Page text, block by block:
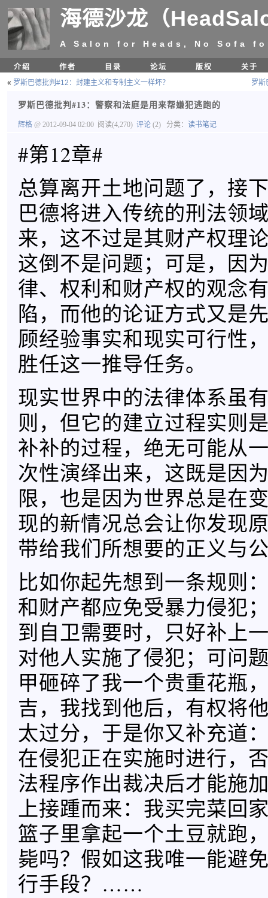
海德沙龙（
A Salon for Heads, No Sofa
介绍 作者 目录 论坛 版权
关于
« 罗斯巴德批判#12：封建主义和专制主义一样坏？ 罗斯
罗斯巴德批判#13：警察和法庭是用来帮嫌犯逃跑的
辉格 @ 2012-09-04 02:00 阅读(4,270) 评论 (2) 分类： 读书笔记
#第12章#
总算离开土地问题了，接
巴德将进入传统的刑法领
来，这不过是其财产权理
这倒不是问题；可是，因
律、权利和财产权的观念
陷，而他的论证方式又是
顾经验事实和现实可行性
胜任这一推导任务。
现实世界中的法律体系虽
则，但它的建立过程实则
补补的过程，绝无可能从
次性演绎出来，这既是因
限，也是因为世界总是在
现的新情况总会让你发现
带给我们所想要的正义与
比如你起先想到一条规则
和财产都应免受暴力侵犯
到自卫需要时，只好补上
对他人实施了侵犯；可问
甲砸碎了我一个贵重花瓶
吉，我找到他后，有权将
太过分，于是你又补充道
在侵犯正在实施时进行，
法程序作出裁决后才能施
上接踵而来：我买完菜回
篮子里拿起一个土豆就跑
毙吗？假如这我唯一能避
行手段？……